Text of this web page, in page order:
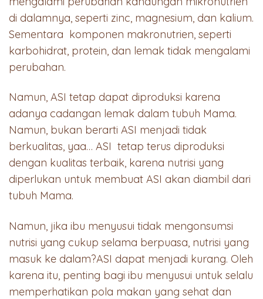
di dalamnya, seperti zinc, magnesium, dan kalium.
Sementara komponen makronutrien, seperti
karbohidrat, protein, dan lemak tidak mengalami
perubahan.
Namun, ASI tetap dapat diproduksi karena
adanya cadangan lemak dalam tubuh Mama.
Namun, bukan berarti ASI menjadi tidak
berkualitas, yaa… ASI tetap terus diproduksi
dengan kualitas terbaik, karena nutrisi yang
diperlukan untuk membuat ASI akan diambil dari
tubuh Mama.
Namun, jika ibu menyusui tidak mengonsumsi
nutrisi yang cukup selama berpuasa, nutrisi yang
masuk ke dalam?ASI dapat menjadi kurang. Oleh
karena itu, penting bagi ibu menyusui untuk selalu
memperhatikan pola makan yang sehat dan